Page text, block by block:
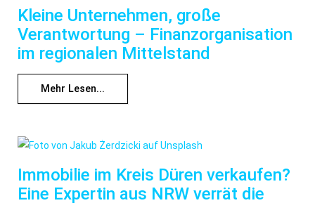
Kleine Unternehmen, große
Verantwortung – Finanzorganisation
im regionalen Mittelstand
Mehr Lesen...
Immobilie im Kreis Düren verkaufen?
Eine Expertin aus NRW verrät die